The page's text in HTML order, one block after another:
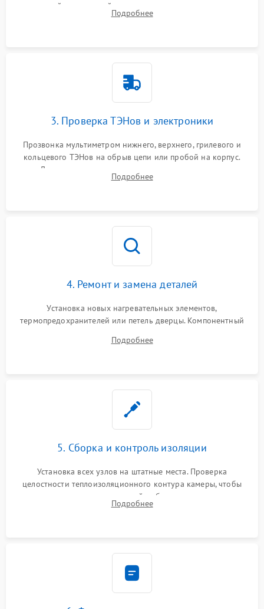
задней или верхней панели для прямого доступа к
нагревательным элементам, плате и вентиляторам.
Подробнее
3. Проверка ТЭНов и электроники
Прозвонка мультиметром нижнего, верхнего, грилевого и
кольцевого ТЭНов на обрыв цепи или пробой на корпус.
Диагностика термостата, датчиков температуры,
переключателя режимов и мотора конвекции.
Подробнее
4. Ремонт и замена деталей
Установка новых нагревательных элементов,
термопредохранителей или петель дверцы. Компонентный
выгоревших реле, восстановление контактов и замена
Подробнее
5. Сборка и контроль изоляции
Установка всех узлов на штатные места. Проверка
целостности теплоизоляционного контура камеры, чтобы
исключить перегрев кухонной мебели и потерю тепла.
Надежная фиксация клемм и сборка корпуса шкафа.
Подробнее